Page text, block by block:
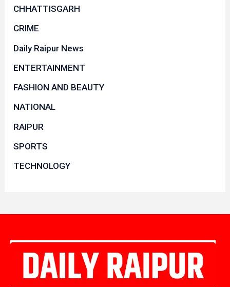
CHHATTISGARH
CRIME
Daily Raipur News
ENTERTAINMENT
FASHION AND BEAUTY
NATIONAL
RAIPUR
SPORTS
TECHNOLOGY